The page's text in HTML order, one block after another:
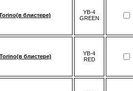
блистере)
YB-4
GREEN
блистере)
YB-4
RED